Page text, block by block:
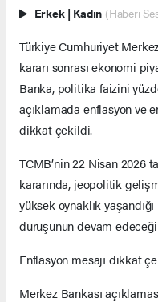
Erkek | Kadın (Haberi
Türkiye Cumhuriyet
kararı sonrası ekonomi
Banka, politika faizini
açıklamada enflasyon ve
dikkat çekildi.
TCMB’nin 22 Nisan 2026
kararında, jeopolitik
yüksek oynaklık
duruşunun devam
Enflasyon mesajı dikkat
Merkez Bankası